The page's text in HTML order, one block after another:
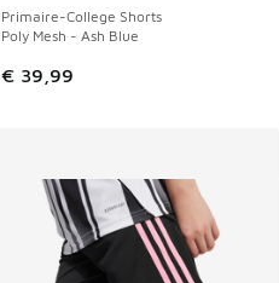
Primaire-College Shorts
Poly Mesh - Ash Blue
€ 39,99